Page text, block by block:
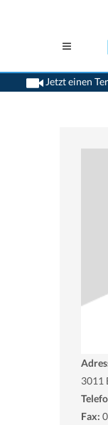
Jetzt einen
>Psychiater>Bern>
3011
Fax: